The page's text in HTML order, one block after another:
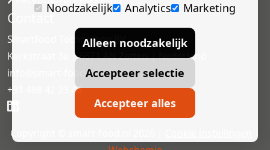
Contact
Smartfood Technology BV
Kerkstraat 3a | 6671 AN Zetten | Nederland
info@smart-food.nl
+31 488 42 23 46
Copyright © smart-food.nl 2026 |
Noodzakelijk
Analytics Marketing
Alleen noodzakelijk
Accepteer selectie
Accepteer alles